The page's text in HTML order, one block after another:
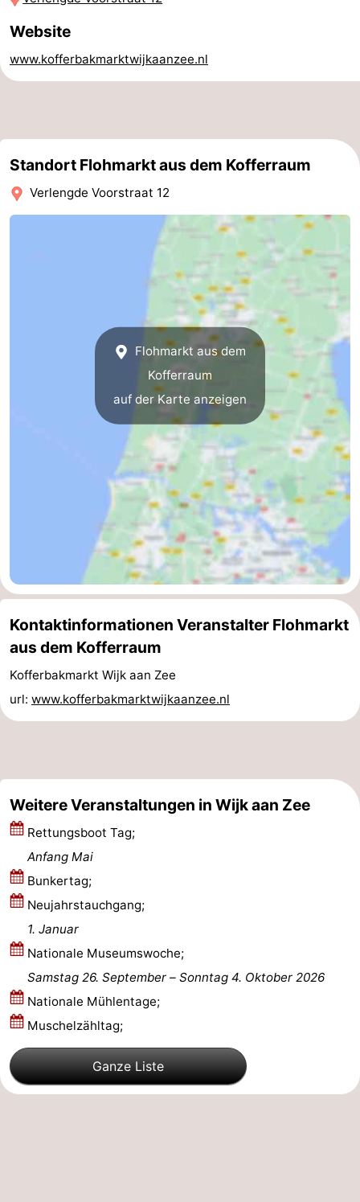
Natur
Hollands
-
Noordwijk
-
Den
-
Website
www.kofferbakmarktwijkaanzee.nl
Standort Flohmarkt aus dem Kofferraum
Verlengde Voorstraat 12
Flohmarkt aus dem
Kofferraum
auf der Karte anzeigen
Kontaktinformationen Veranstalter Flohmarkt
aus dem Kofferraum
Kofferbakmarkt Wijk aan Zee
url: www.kofferbakmarktwijkaanzee.nl
Weitere Veranstaltungen in Wijk aan Zee
Rettungsboot Tag;
Anfang Mai
Bunkertag;
Neujahrstauchgang;
1. Januar
Nationale Museumswoche;
Samstag 26. September –
Sonntag 4. Oktober 2026
Nationale Mühlentage;
Muschelzähltag;
Ganze Liste